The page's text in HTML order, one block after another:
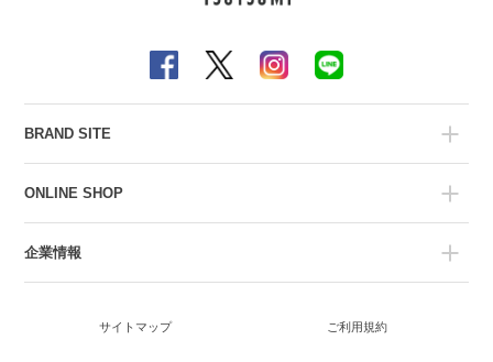
BRAND SITE
ONLINE SHOP
企業情報
サイトマップ ご利用規約